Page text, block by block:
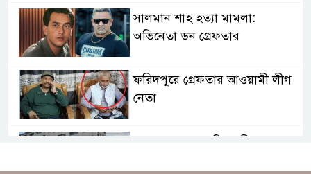
সালমান শাহ হত্যা মামলা:
অভিনেতা ডন গ্রেফতার
ফরিদপুরে গ্রেফতার আওয়ামী লীগ
নেতা